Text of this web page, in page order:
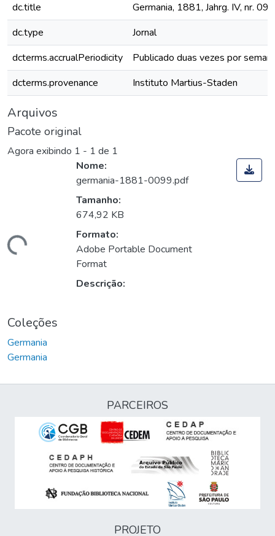
dc.title
Germania, 1881, Jahrg. IV, nr. 099
dc.type
Jornal
dcterms.accrualPeriodicity
Publicado duas vezes por
dcterms.provenance
Instituto Martius-Staden
Arquivos
Pacote original
Agora exibindo 1 - 1 de 1
Nome:
germania-1881-0099.pdf
Tamanho:
674,92 KB
Formato:
Adobe Portable Document
Format
Descrição:
Coleções
Germania
Germania
PARCEIROS
PROJETO